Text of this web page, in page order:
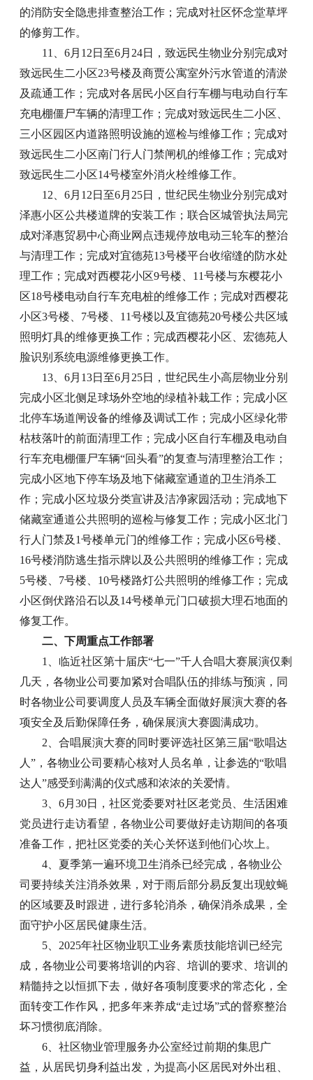
的消防安全隐患排查整治工作；完成对社区怀念堂草坪
的修剪工作。
11、6月12日至6月24日，致远民生物业分别完成对
致远民生二小区23号楼及商贾公寓室外污水管道的清淤
及疏通工作；完成对各居民小区自行车棚与电动自行车
充电棚僵尸车辆的清理工作；完成对致远民生二小区、
三小区园区内道路照明设施的巡检与维修工作；完成对
致远民生二小区南门行人门禁闸机的维修工作；完成对
致远民生二小区14号楼室外消火栓维修工作。
12、6月12日至6月25日，世纪民生物业分别完成对
泽惠小区公共楼道牌的安装工作；联合区城管执法局完
成对泽惠贸易中心商业网点违规停放电动三轮车的整治
与清理工作；完成对宜德苑13号楼平台收缩缝的防水处
理工作；完成对西樱花小区9号楼、11号楼与东樱花小
区18号楼电动自行车充电桩的维修工作；完成对西樱花
小区3号楼、7号楼、11号楼以及宜德苑20号楼公共区域
照明灯具的维修更换工作；完成西樱花小区、宏德苑人
脸识别系统电源维修更换工作。
13、6月13日至6月25日，世纪民生小高层物业分别
完成小区北侧足球场外空地的绿植补栽工作；完成小区
北停车场道闸设备的维修及调试工作；完成小区绿化带
枯枝落叶的前面清理工作；完成小区自行车棚及电动自
行车充电棚僵尸车辆“回头看”的复查与清理整治工作；
完成小区地下停车场及地下储藏室通道的卫生消杀工
作；完成小区垃圾分类宣讲及洁净家园活动；完成地下
储藏室通道公共照明的巡检与修复工作；完成小区北门
行人门禁及1号楼单元门的维修工作；完成小区6号楼、
16号楼消防逃生指示牌以及公共照明的维修工作；完成
5号楼、7号楼、10号楼路灯公共照明的维修工作；完成
小区倒伏路沿石以及14号楼单元门口破损大理石地面的
修复工作。
二、下周重点工作部署
1、临近社区第十届庆“七一”千人合唱大赛展演仅剩
几天，各物业公司要加紧对合唱队伍的排练与预演，同
时各物业公司要调度人员及车辆全面做好展演大赛的各
项安全及后勤保障任务，确保展演大赛圆满成功。
2、合唱展演大赛的同时要评选社区第三届“歌唱达
人”，各物业公司要精心核对人员名单，让参选的“歌唱
达人”感受到满满的仪式感和浓浓的关爱情。
3、6月30日，社区党委要对社区老党员、生活困难
党员进行走访看望，各物业公司要做好走访期间的各项
准备工作，把社区党委的关心关怀送到他们心坎上。
4、夏季第一遍环境卫生消杀已经完成，各物业公
司要持续关注消杀效果，对于雨后部分易反复出现蚊蝇
的区域要及时跟进，进行多轮消杀，确保消杀成果，全
面守护小区居民健康生活。
5、2025年社区物业职工业务素质技能培训已经完
成，各物业公司要将培训的内容、培训的要求、培训的
精髓持之以恒抓下去，做好各项制度要求的常态化，全
面转变工作作风，把多年来养成“走过场”式的督察整治
坏习惯彻底消除。
6、社区物业管理服务办公室经过前期的集思广
益，从居民切身利益出发，为提高小区居民对外出租、